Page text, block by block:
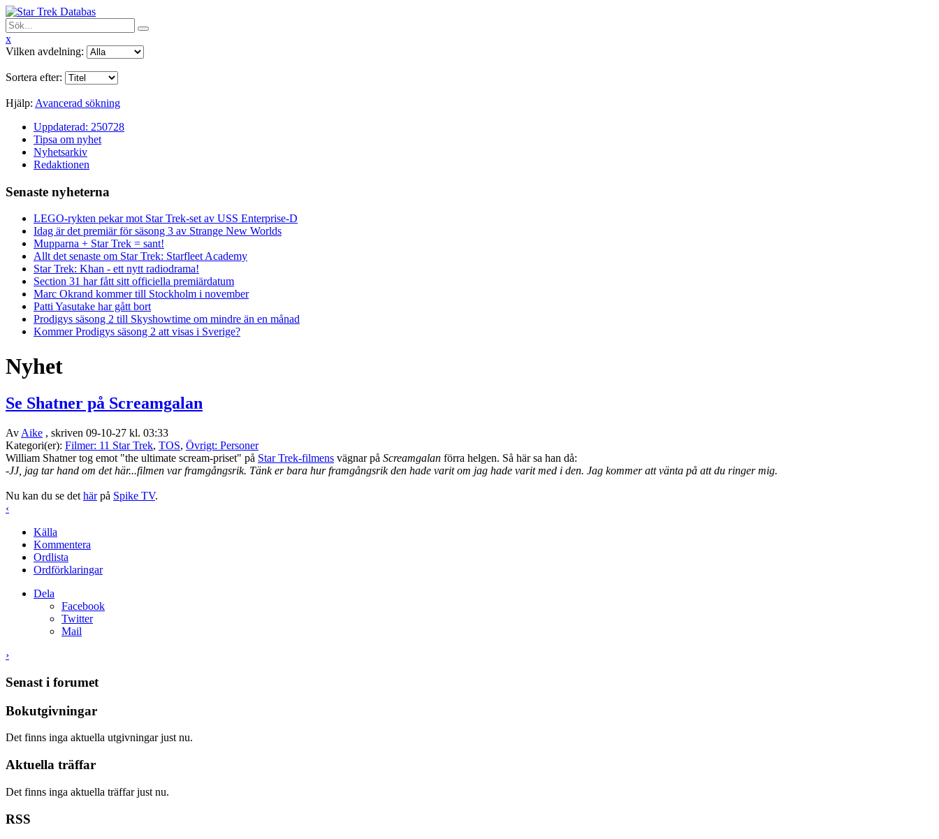
x
Vilken avdelning:
Sortera efter:
Hjälp: Avancerad sökning
Uppdaterad: 250728
Tipsa om nyhet
Nyhetsarkiv
Redaktionen
Senaste nyheterna
LEGO-rykten pekar mot Star Trek-set av USS Enterprise-D
Idag är det premiär för säsong 3 av Strange New Worlds
Mupparna + Star Trek = sant!
Allt det senaste om Star Trek: Starfleet Academy
Star Trek: Khan - ett nytt radiodrama!
Section 31 har fått sitt officiella premiärdatum
Marc Okrand kommer till Stockholm i november
Patti Yasutake har gått bort
Prodigys säsong 2 till Skyshowtime om mindre än en månad
Kommer Prodigys säsong 2 att visas i Sverige?
Nyhet
Se Shatner på Screamgalan
Av Aike , skriven 09-10-27 kl. 03:33
Kategori(er): Filmer: 11 Star Trek, TOS, Övrigt: Personer
William Shatner tog emot "the ultimate scream-priset" på Star Trek-filmens vägnar på Screamgalan förra helgen. Så här sa han då:
-JJ, jag tar hand om det här...filmen var framgångsrik. Tänk er bara hur framgångsrik den hade varit om jag hade varit med i den. Jag kommer att vänta på att du ringer mig.
Nu kan du se det härpå Spike TV.
‹
Källa
Kommentera
Ordlista
Ordförklaringar
Dela
Facebook
Twitter
Mail
›
Senast i forumet
Bokutgivningar
Det finns inga aktuella utgivningar just nu.
Aktuella träffar
Det finns inga aktuella träffar just nu.
RSS